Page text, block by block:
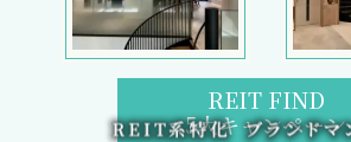
REIT FIND
5大キャンペーン